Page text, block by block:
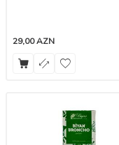
29,00AZN